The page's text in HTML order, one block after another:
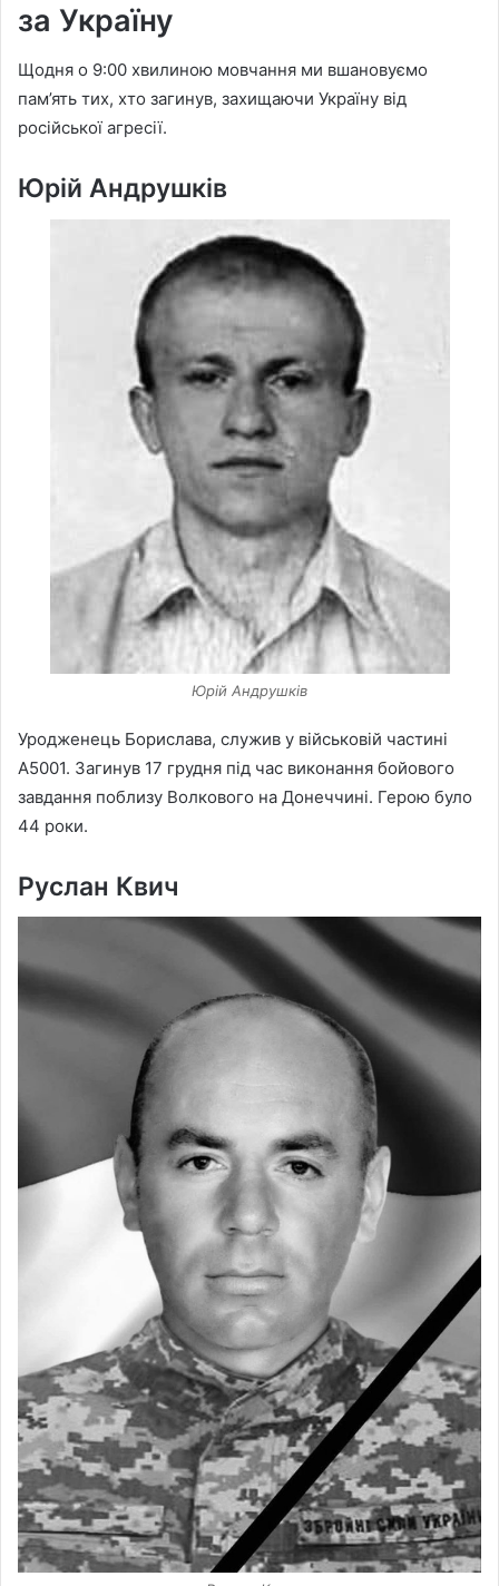
за Україну
Щодня о 9:00 хвилиною мовчання ми вшановуємо
пам’ять тих, хто загинув, захищаючи Україну від
російської агресії.
Юрій Андрушків
Юрій Андрушків
Уродженець Борислава, служив у військовій частині
А5001. Загинув 17 грудня під час виконання бойового
завдання поблизу Волкового на Донеччині. Герою було
44 роки.
Руслан Квич